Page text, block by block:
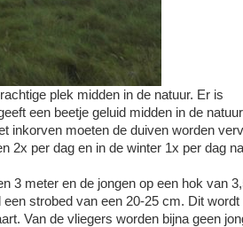
plek midden in de natuur. Er is
een beetje geluid midden in de
inkorven moeten de duiven worden
2x per dag en in de winter 1x per dag
3 meter en de jongen op een hok van
strobed van een 20-25 cm. Dit wordt
Van de vliegers worden bijna geen